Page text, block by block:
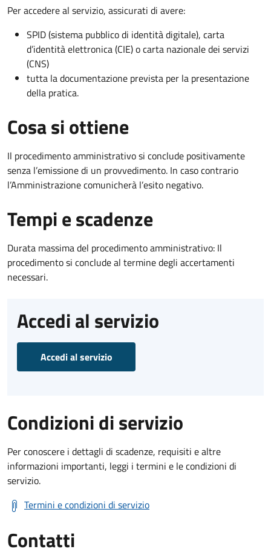
Per accedere al servizio, assicurati di avere:
SPID (sistema pubblico di identità digitale), carta
d’identità elettronica (CIE) o carta nazionale dei servizi
(CNS)
tutta la documentazione prevista per la presentazione
della pratica.
Cosa si ottiene
Il procedimento amministrativo si conclude positivamente
senza l’emissione di un provvedimento. In caso contrario
l’Amministrazione comunicherà l’esito negativo.
Tempi e scadenze
Durata massima del procedimento amministrativo: Il
procedimento si conclude al termine degli accertamenti
necessari.
Accedi al servizio
Accedi al servizio
Condizioni di servizio
Per conoscere i dettagli di scadenze, requisiti e altre
informazioni importanti, leggi i termini e le condizioni di
servizio.
Termini e condizioni di servizio
Contatti